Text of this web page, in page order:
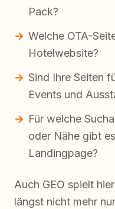
Pack?
Welche OTA-
Hotelwebsite?
Sind Ihre Seiten
Events und
Für welche
oder Nähe gibt
Landingpage?
Auch GEO spielt
längst nicht mehr